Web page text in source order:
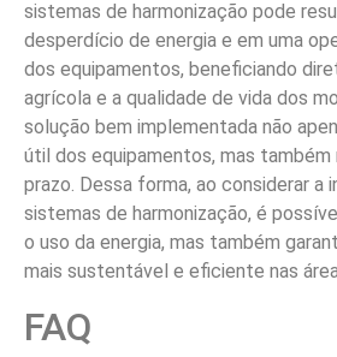
Preço de Serviços Elétricos em
Campo SP
Um Eletricista em São Bernardo
Técnico Eletricista Industrial em
Campo SP